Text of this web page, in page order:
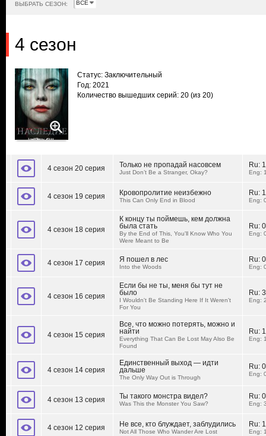
ВЫБРАТЬ СЕЗОН:
4 сезон
Статус: Заключительный
Год: 2021
Количество вышедших серий: 20 (из 20)
4 сезон 20 серия Только не пропадай насовсем
Just Don’t Be a Stranger, Okay?
Ru:
Eng:
4 сезон 19 серия Кровопролитие неизбежно
This Can Only End in Blood
Ru:
Eng:
4 сезон 18 серия
К концу ты поймешь, кем должна
была стать
By the End of This, You'll Know Who You
Were Meant to Be
Ru:
Eng:
4 сезон 17 серия Я пошел в лес
Into the Woods
Ru:
Eng:
4 сезон 16 серия
Если бы не ты, меня бы тут не
было
I Wouldn't Be Standing Here If It Weren't
For You
Ru:
Eng:
4 сезон 15 серия
Все, что можно потерять, можно и
найти
Everything That Can Be Lost May Also Be
Found
Ru:
Eng:
4 сезон 14 серия
Единственный выход — идти
дальше
The Only Way Out is Through
Ru:
Eng:
4 сезон 13 серия Ты такого монстра видел?
Was This the Monster You Saw?
Ru:
Eng:
4 сезон 12 серия Не все, кто блуждает, заблудились
Not All Those Who Wander Are Lost
Ru:
Eng: